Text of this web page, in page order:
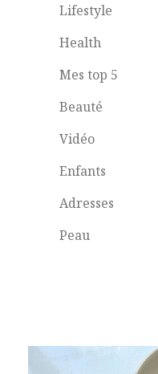
Lifestyle
Health
Mes top 5
Beauté
Vidéo
Enfants
Adresses
Peau